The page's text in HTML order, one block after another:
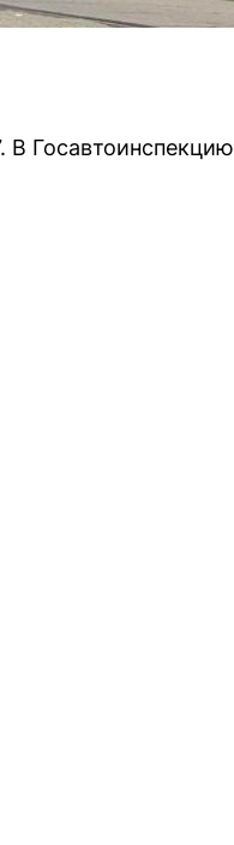
В Госавтоинспекцию